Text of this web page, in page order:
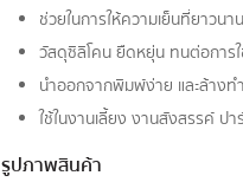
ช่วยในการให้ความเย็นที่ยาวน
วัสดุซิลิโคน ยืดหยุ่น ทนต่อการใ
นำออกจากพิมพ์ง่าย และล้างท
ใช้ในงานเลี้ยง งานสังสรรค์ ป
รูปภาพสินค้า